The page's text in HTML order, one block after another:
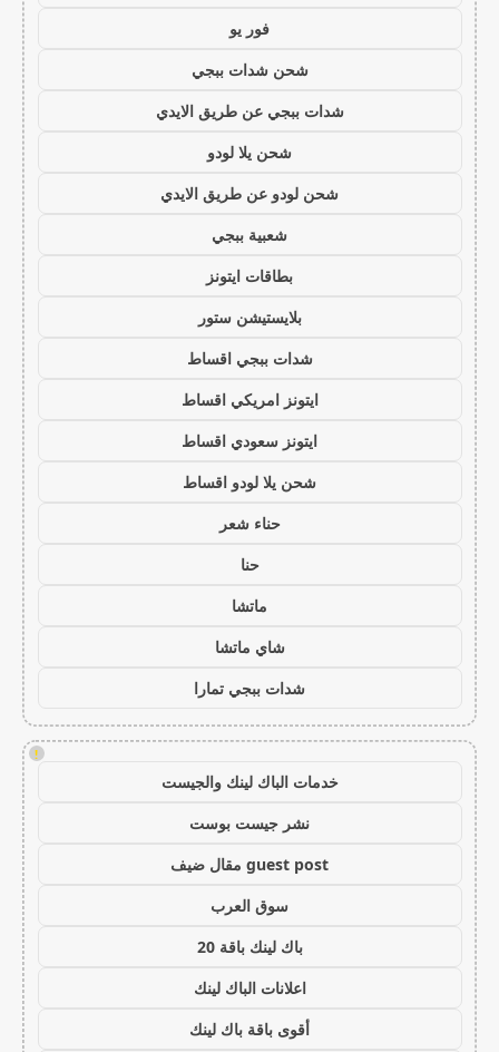
فور يو
شحن شدات ببجي
شدات ببجي عن طريق الايدي
شحن يلا لودو
شحن لودو عن طريق الايدي
شعبية ببجي
بطاقات ايتونز
بلايستيشن ستور
شدات ببجي اقساط
ايتونز امريكي اقساط
ايتونز سعودي اقساط
شحن يلا لودو اقساط
حناء شعر
حنا
ماتشا
شاي ماتشا
شدات ببجي تمارا
!
خدمات الباك لينك والجيست
نشر جيست بوست
guest post مقال ضيف
سوق العرب
باك لينك باقة 20
اعلانات الباك لينك
أقوى باقة باك لينك